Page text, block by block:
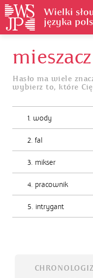
mieszacz
Hasło ma wiele
wybierz to, które
1. wody
2. fal
3. mikser
4. pracownik
5. intrygant